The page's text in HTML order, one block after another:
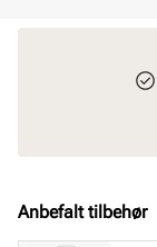
Anbefalt tilbehør